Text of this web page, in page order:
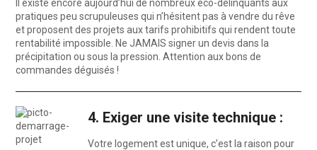
Il existe encore aujourd’hui de nombreux éco-délinquants aux
pratiques peu scrupuleuses qui n’hésitent pas à vendre du rêve
et proposent des projets aux tarifs prohibitifs qui rendent toute
rentabilité impossible. Ne JAMAIS signer un devis dans la
précipitation ou sous la pression. Attention aux bons de
commandes déguisés !
4. Exiger une visite technique :
Votre logement est unique, c’est la raison pour